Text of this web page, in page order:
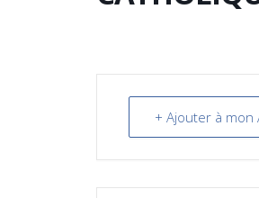
+ Ajouter à mon